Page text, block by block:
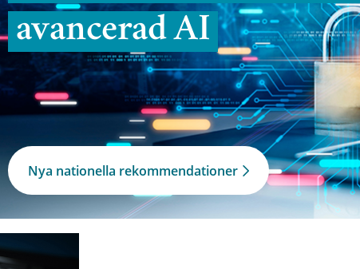
avancerad AI
Nya nationella rekommendationer